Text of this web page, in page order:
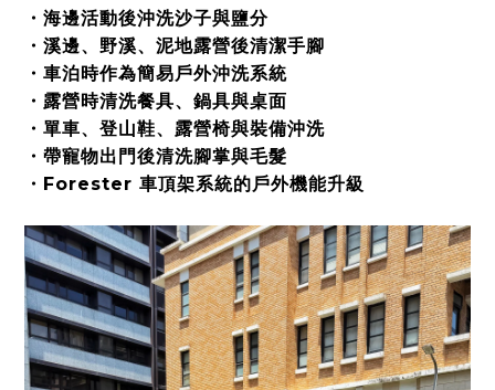
・海邊活動後沖洗沙子與鹽分
・溪邊、野溪、泥地露營後清潔手腳
・車泊時作為簡易戶外沖洗系統
・露營時清洗餐具、鍋具與桌面
・單車、登山鞋、露營椅與裝備沖洗
・帶寵物出門後清洗腳掌與毛髮
・Forester 車頂架系統的戶外機能升級